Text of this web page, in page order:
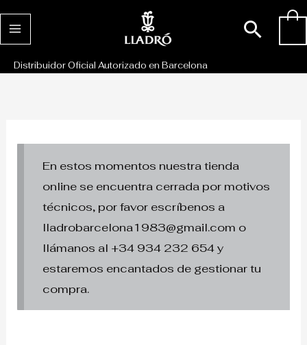
al
Distribuidor Oficial Autorizado en Barcelona
En estos momentos nuestra tienda
online se encuentra cerrada por motivos
técnicos, por favor escríbenos a
lladrobarcelona1983@gmail.com o
llámanos al +34 934 232 654 y
estaremos encantados de gestionar tu
compra.